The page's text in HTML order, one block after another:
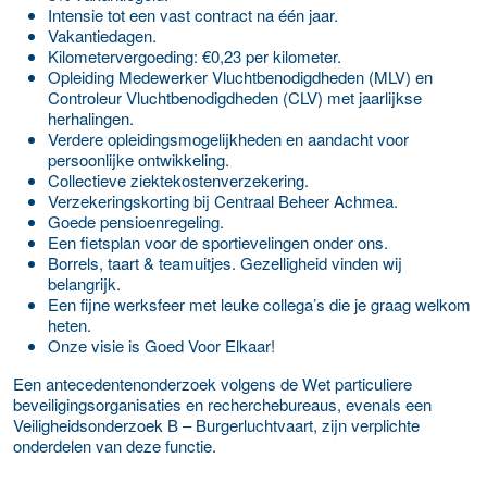
Intensie tot een vast contract na één jaar.
Vakantiedagen.
Kilometervergoeding: €0,23 per kilometer.
Opleiding Medewerker Vluchtbenodigdheden (MLV) en
Controleur Vluchtbenodigdheden (CLV) met jaarlijkse
herhalingen.
Verdere opleidingsmogelijkheden en aandacht voor
persoonlijke ontwikkeling.
Collectieve ziektekostenverzekering.
Verzekeringskorting bij Centraal Beheer Achmea.
Goede pensioenregeling.
Een fietsplan voor de sportievelingen onder ons.
Borrels, taart & teamuitjes. Gezelligheid vinden wij
belangrijk.
Een fijne werksfeer met leuke collega’s die je graag welkom
heten.
Onze visie is Goed Voor Elkaar!
Een antecedentenonderzoek volgens de Wet particuliere
beveiligingsorganisaties en recherchebureaus, evenals een
Veiligheidsonderzoek B – Burgerluchtvaart, zijn verplichte
onderdelen van deze functie.